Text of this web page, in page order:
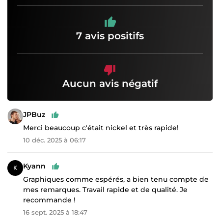
7 avis positifs
Aucun avis négatif
JPBuz
Merci beaucoup c'était nickel et très rapide!
10 déc. 2025 à 06:17
Kyann
Graphiques comme espérés, a bien tenu compte de
mes remarques. Travail rapide et de qualité. Je
recommande !
16 sept. 2025 à 18:47